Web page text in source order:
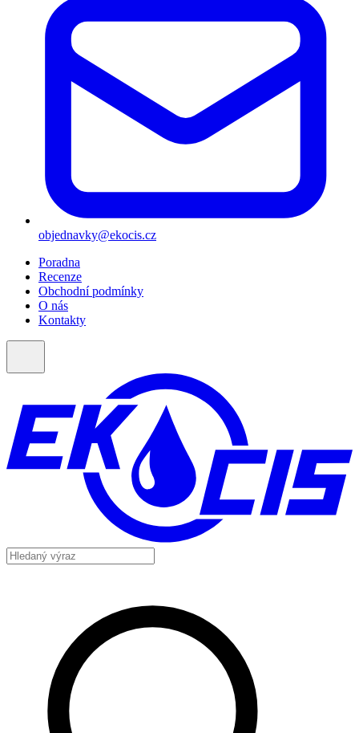
objednavky@ekocis.cz
Poradna
Recenze
Obchodní podmínky
O nás
Kontakty